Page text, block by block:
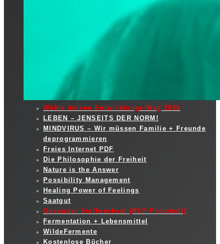
Wähle deinen Entwicklungs-Weg 2026
LEBEN – JENSEITS DER NORM!
MINDVIRUS – Wir müssen Familie + Freunde
deprogrammieren
Freies Internet PDF
Die Philosophie der Freiheit
Nature is the Answer
Possibility Management
Healing Power of Feelings
Saatgut
Gesunder Stoffwechsel (RCP Protokoll)
Fermentation + Lebensmittel
WildeFermente
Kostenlose Bücher